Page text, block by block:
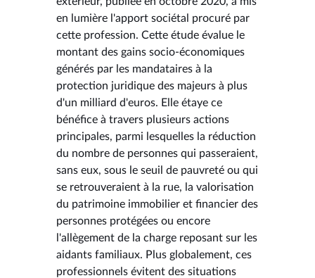
en lumière l'apport sociétal procuré par
cette profession. Cette étude évalue le
montant des gains socio-économiques
générés par les mandataires à la
protection juridique des majeurs à plus
d'un milliard d'euros. Elle étaye ce
bénéfice à travers plusieurs actions
principales, parmi lesquelles la réduction
du nombre de personnes qui passeraient,
sans eux, sous le seuil de pauvreté ou qui
se retrouveraient à la rue, la valorisation
du patrimoine immobilier et financier des
personnes protégées ou encore
l'allègement de la charge reposant sur les
aidants familiaux. Plus globalement, ces
professionnels évitent des situations